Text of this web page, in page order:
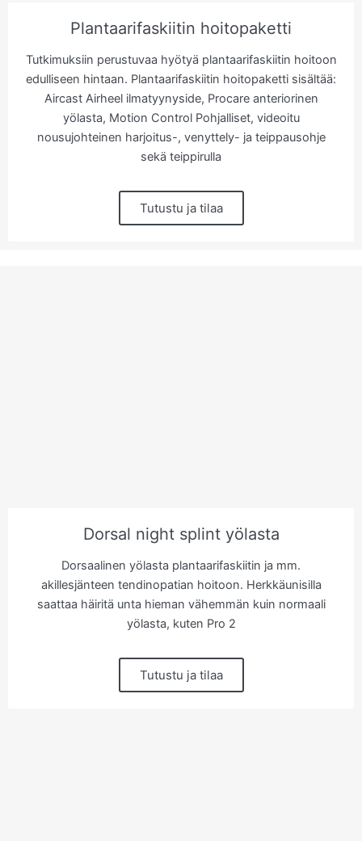
Plantaarifaskiitin hoitopaketti
Tutkimuksiin perustuvaa hyötyä plantaarifaskiitin hoitoon
edulliseen hintaan. Plantaarifaskiitin hoitopaketti sisältää:
Aircast Airheel ilmatyynyside, Procare anteriorinen
yölasta, Motion Control Pohjalliset, videoitu
nousujohteinen harjoitus-, venyttely- ja teippausohje
sekä teippirulla
Tutustu ja tilaa
Dorsal night splint yölasta
Dorsaalinen yölasta plantaarifaskiitin ja mm.
akillesjänteen tendinopatian hoitoon. Herkkäunisilla
saattaa häiritä unta hieman vähemmän kuin normaali
yölasta, kuten Pro 2
Tutustu ja tilaa